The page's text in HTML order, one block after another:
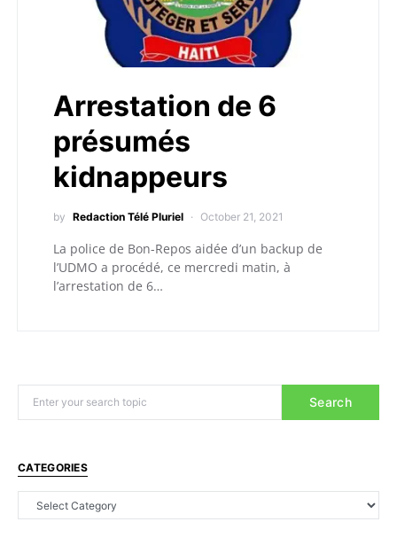
Arrestation de 6
présumés
kidnappeurs
by Redaction Télé Pluriel October 21, 2021
La police de Bon-Repos aidée d’un backup de
l’UDMO a procédé, ce mercredi matin, à
l’arrestation de 6…
Search
CATEGORIES